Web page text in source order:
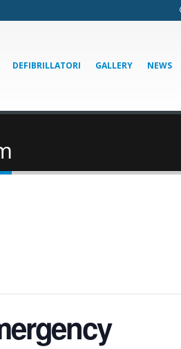
DEFIBRILLATORI GALLERY NEWS